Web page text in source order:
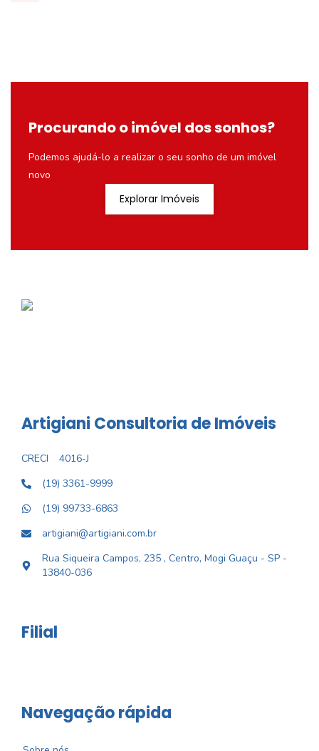
Procurando o imóvel dos sonhos?
Podemos ajudá-lo a realizar o seu sonho de um imóvel
novo
Explorar Imóveis
Artigiani Consultoria de Imóveis
CRECI
4016-J
(19) 3361-9999
(19) 99733-6863
artigiani@artigiani.com.br
Rua Siqueira Campos, 235 , Centro, Mogi Guaçu - SP -
13840-036
Filial
Navegação rápida